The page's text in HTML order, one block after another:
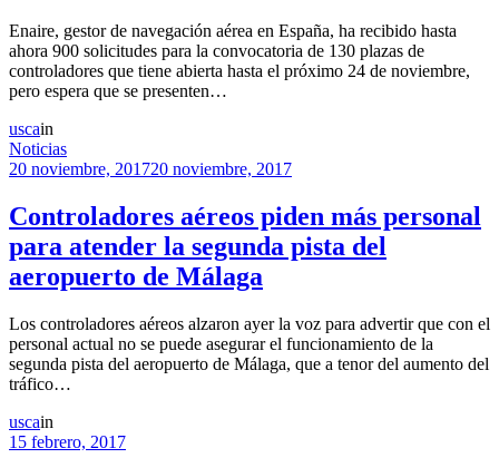
Enaire, gestor de navegación aérea en España, ha recibido hasta
ahora 900 solicitudes para la convocatoria de 130 plazas de
controladores que tiene abierta hasta el próximo 24 de noviembre,
pero espera que se presenten…
uscain
Noticias
20 noviembre, 201720 noviembre, 2017
Controladores aéreos piden más personal
para atender la segunda pista del
aeropuerto de Málaga
Los controladores aéreos alzaron ayer la voz para advertir que con el
personal actual no se puede asegurar el funcionamiento de la
segunda pista del aeropuerto de Málaga, que a tenor del aumento del
tráfico…
uscain
15 febrero, 2017